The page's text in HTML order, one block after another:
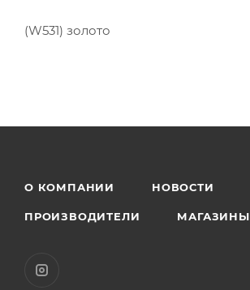
(W531) золото
О КОМПАНИИ НОВОСТИ
ПРОИЗВОДИТЕЛИ МАГАЗИНЫ